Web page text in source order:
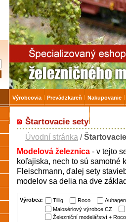
Štartovacie sety
Úvodní stránka /
Modelová železnica - v tejto
koľajiska, nech to sú samotné
Fleischmann, ďalej sety
modelov sa delia na dve
Výrobca: Tillig Roco
Auhagen
Malosériový výrobce CZ
Železniční modelářství + Roco
Železničné
Výrobcovia Prevádzkareň Nakupovanie